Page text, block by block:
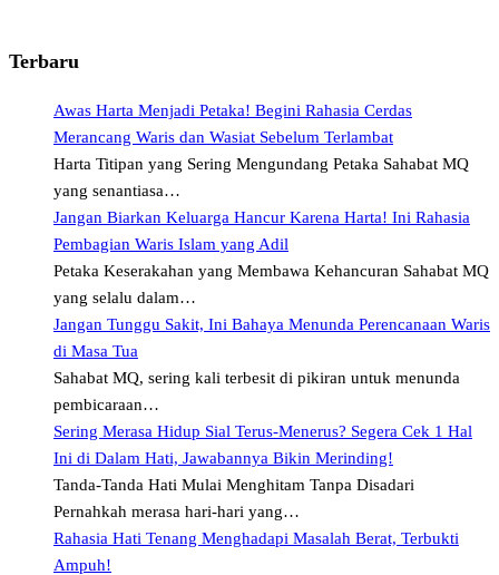
Terbaru
Awas Harta Menjadi Petaka! Begini Rahasia Cerdas
Merancang Waris dan Wasiat Sebelum Terlambat
Harta Titipan yang Sering Mengundang Petaka Sahabat MQ
yang senantiasa…
Jangan Biarkan Keluarga Hancur Karena Harta! Ini Rahasia
Pembagian Waris Islam yang Adil
Petaka Keserakahan yang Membawa Kehancuran Sahabat MQ
yang selalu dalam…
Jangan Tunggu Sakit, Ini Bahaya Menunda Perencanaan Waris
di Masa Tua
Sahabat MQ, sering kali terbesit di pikiran untuk menunda
pembicaraan…
Sering Merasa Hidup Sial Terus-Menerus? Segera Cek 1 Hal
Ini di Dalam Hati, Jawabannya Bikin Merinding!
Tanda-Tanda Hati Mulai Menghitam Tanpa Disadari
Pernahkah merasa hari-hari yang…
Rahasia Hati Tenang Menghadapi Masalah Berat, Terbukti
Ampuh!